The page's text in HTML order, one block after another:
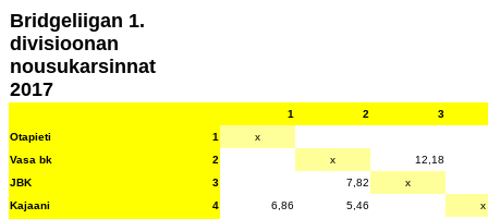
Bridgeliigan 1.
divisioonan
nousukarsinnat
2017
1 2
3
Otapieti
1
x
Vasa bk
2 x
12,18
JBK
3 7,82
x
Kajaani
4 6,86 5,46
x